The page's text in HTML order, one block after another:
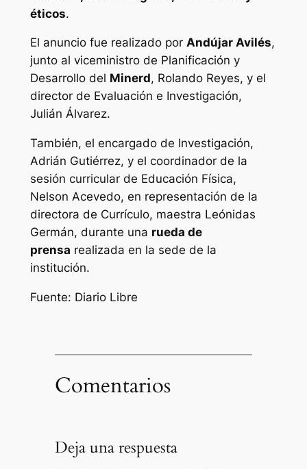
éticos.
El anuncio fue realizado por Andújar Avilés,
junto al viceministro de Planificación y
Desarrollo del Minerd, Rolando Reyes, y el
director de Evaluación e Investigación,
Julián Álvarez.
También, el encargado de Investigación,
Adrián Gutiérrez, y el coordinador de la
sesión curricular de Educación Física,
Nelson Acevedo, en representación de la
directora de Currículo, maestra Leónidas
Germán, durante una rueda de
prensa realizada en la sede de la
institución.
Fuente: Diario Libre
Comentarios
Deja una respuesta